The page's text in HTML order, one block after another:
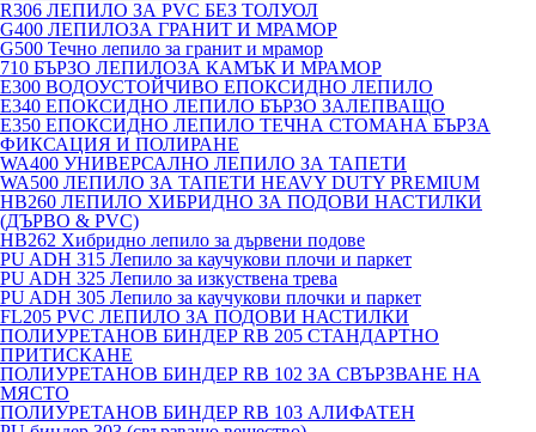
R306 ЛЕПИЛО ЗА PVC БЕЗ ТОЛУОЛ
G400 ЛЕПИЛОЗА ГРАНИТ И МРАМОP
G500 Течно лепило за гранит и мрамор
710 БЪРЗО ЛЕПИЛОЗА КАМЪК И МРАМОP
E300 ВОДОУСТОЙЧИВО ЕПОКСИДНО ЛЕПИЛО
E340 ЕПОКСИДНО ЛЕПИЛО БЪРЗО ЗАЛЕПВАЩО
E350 ЕПОКСИДНО ЛЕПИЛО ТЕЧНА СТОМАНА БЪРЗА
ФИКСАЦИЯ И ПОЛИРАНЕ
WA400 УНИВЕРСАЛНО ЛЕПИЛО ЗА ТАПЕТИ
WA500 ЛЕПИЛО ЗА ТАПЕТИ HEAVY DUTY PREMIUM
HB260 ЛЕПИЛО ХИБРИДНО ЗА ПОДОВИ НАСТИЛКИ
(ДЪРВО & PVC)
HB262 Хибридно лепило за дървени подове
PU ADH 315 Лепило за каучукови плочи и паркет
PU ADH 325 Лепило за изкуствена трева
PU ADH 305 Лепило за каучукови плочки и паркет
FL205 PVC ЛЕПИЛО ЗА ПОДОВИ НАСТИЛКИ
ПОЛИУРЕТАНОВ БИНДЕР RB 205 СТАНДАРТНО
ПРИТИСКАНЕ
ПОЛИУРЕТАНОВ БИНДЕР RB 102 ЗА СВЪРЗВАНЕ НА
МЯСТО
ПОЛИУРЕТАНОВ БИНДЕР RB 103 АЛИФАТЕН